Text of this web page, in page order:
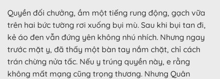
Quyền đối chưởng, ầm một tiếng rung động, gạch vữa
trên hai bức tường rơi xuống bụi mù. Sau khi bụi tan đi,
kẻ áo đen vẫn đứng yên không nhú nhích. Nhưng ngay
trước mặt y, đã thấy một bàn tay nắm chặt, chỉ cách
trán chừng nửa tấc. Nếu y trúng quyền này, e rằng
không mất mạng cũng trọng thương. Nhưng Quân